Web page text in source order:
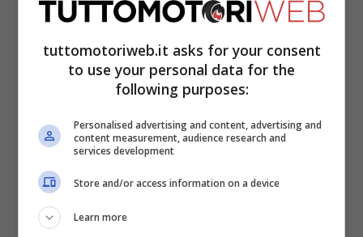
motivi di salute o di lavoro e la normativa
resterà in vigore almeno fino al 13 aprile.
Leggi anche ->Nuove regole per gli
spostamenti: sanzioni da 400 a 3.000 euro
tuttomotoriweb.it asks for your consent
to use your personal data for the
following purposes:
Personalised advertising and content, advertising and
content measurement, audience research and
services development
Store and/or access information on a device
Learn more